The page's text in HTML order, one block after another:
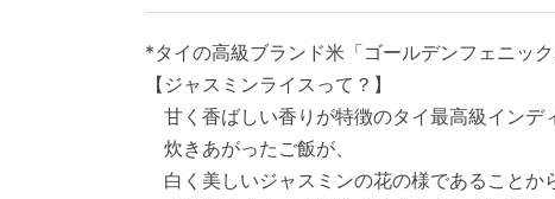
*タイの高級ブランド米「ゴールデンフェニック
【ジャスミンライスって？】
甘く香ばしい香りが特徴のタイ最高級インデ
炊きあがったご飯が、
白く美しいジャスミンの花の様であることか